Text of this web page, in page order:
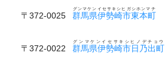
〒372-0025 群馬県伊勢崎市東本町
グンマケンイセサキシヒガシホンマチ
〒372-0022 群馬県伊勢崎市日乃出町
グンマケンイセサキシヒノデチョウ